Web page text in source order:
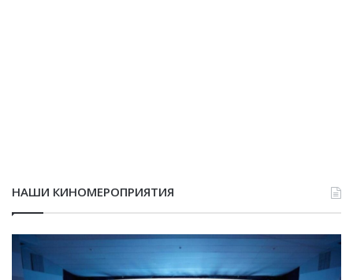
НАШИ КИНОМЕРОПРИЯТИЯ